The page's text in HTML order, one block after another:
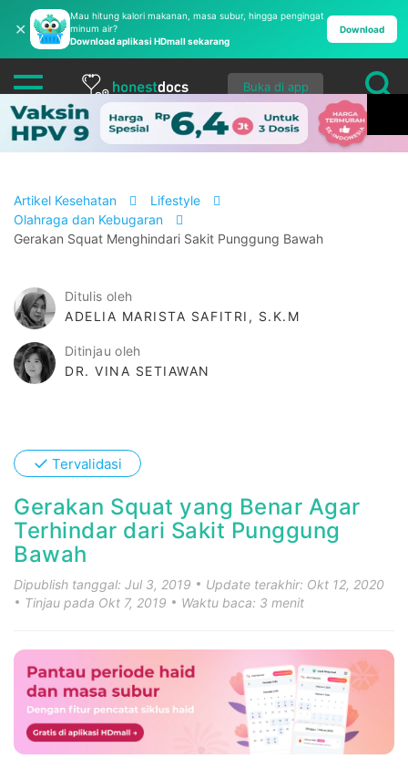
✕
Mau hitung kalori makanan, masa subur, hingga pengingat
minum air?
Download aplikasi HDmall sekarang
Download
Buka di app
Artikel Kesehatan
Lifestyle
Olahraga dan Kebugaran
Gerakan Squat Menghindari Sakit Punggung Bawah
Ditulis oleh
ADELIA MARISTA SAFITRI, S.K.M
Ditinjau oleh
DR. VINA SETIAWAN
✓ Tervalidasi
Gerakan Squat yang Benar Agar
Terhindar dari Sakit Punggung
Bawah
Dipublish tanggal: Jul 3, 2019
Update terakhir: Okt 12, 2020
Tinjau pada Okt 7, 2019
Waktu baca: 3 menit